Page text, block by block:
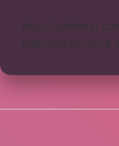
https://
https://sinto.com.tr